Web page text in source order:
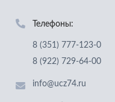
8 (351) 777-123-0
8 (922) 729-64-00
info@ucz74.ru
г. Челябинск